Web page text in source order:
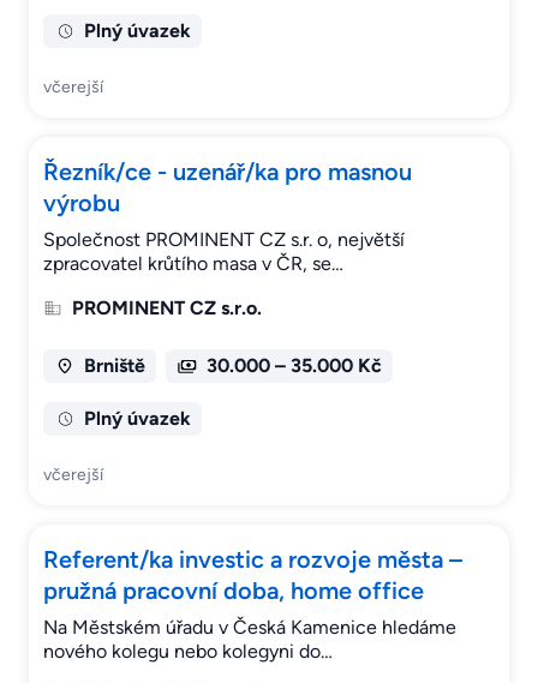
Plný úvazek
včerejší
Řezník/ce - uzenář/ka pro masnou
výrobu
Společnost PROMINENT CZ s.r. o, největší
zpracovatel krůtího masa v ČR, se…
PROMINENT CZ s.r.o.
Brniště 30.000 – 35.000 Kč
Plný úvazek
včerejší
Referent/ka investic a rozvoje města –
pružná pracovní doba, home office
Na Městském úřadu v Česká Kamenice hledáme
nového kolegu nebo kolegyni do…